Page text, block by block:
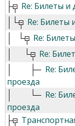
Re: Билеты и
Re: Билеты
Re:
Re:
Re:
проезда
Re:
проезда